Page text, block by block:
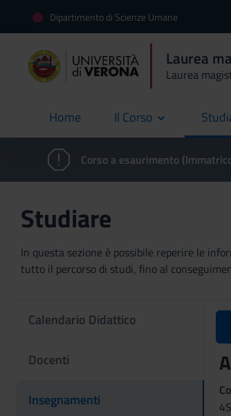
Dipartimento di Scienze Umane
Laurea
Laurea
Home
current Il Corso
Corso a esaurimento
Studiare
In questa sezione è possibile reperire le
tutto il percorso di studi, fino al
Calendario Didattico
Docenti
Insegnamenti